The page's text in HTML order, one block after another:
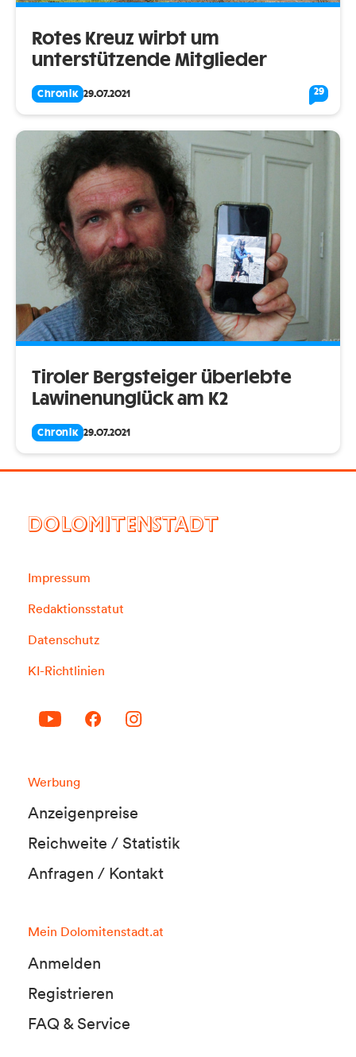
Rotes Kreuz wirbt um
unterstützende Mitglieder
Chronik 29.07.2021 29
Tiroler Bergsteiger überlebte
Lawinenunglück am K2
Chronik 29.07.2021
DOLOMITENSTADT
Impressum
Redaktionsstatut
Datenschutz
KI-Richtlinien
Werbung
Anzeigenpreise
Reichweite / Statistik
Anfragen / Kontakt
Mein Dolomitenstadt.at
Anmelden
Registrieren
FAQ & Service